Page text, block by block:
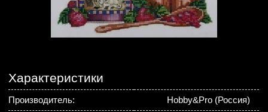
Характеристики
Производитель: Hobby&Pro (Россия)